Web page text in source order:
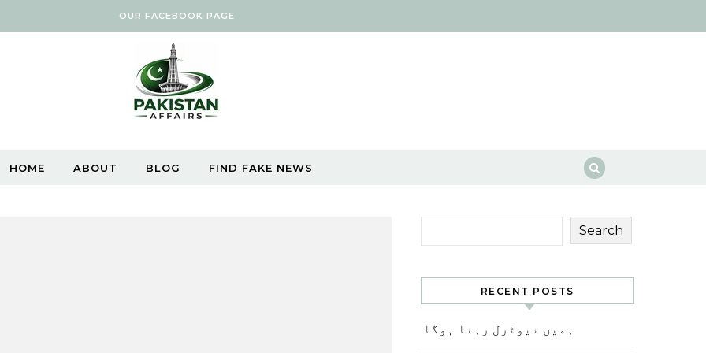
OUR FACEBOOK PAGE
HOME ABOUT BLOG FIND FAKE NEWS
Search
RECENT POSTS
ہمیں نیوٹرل رہنا ہوگا